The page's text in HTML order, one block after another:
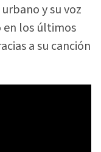
y su voz
en los últimos
a su canción